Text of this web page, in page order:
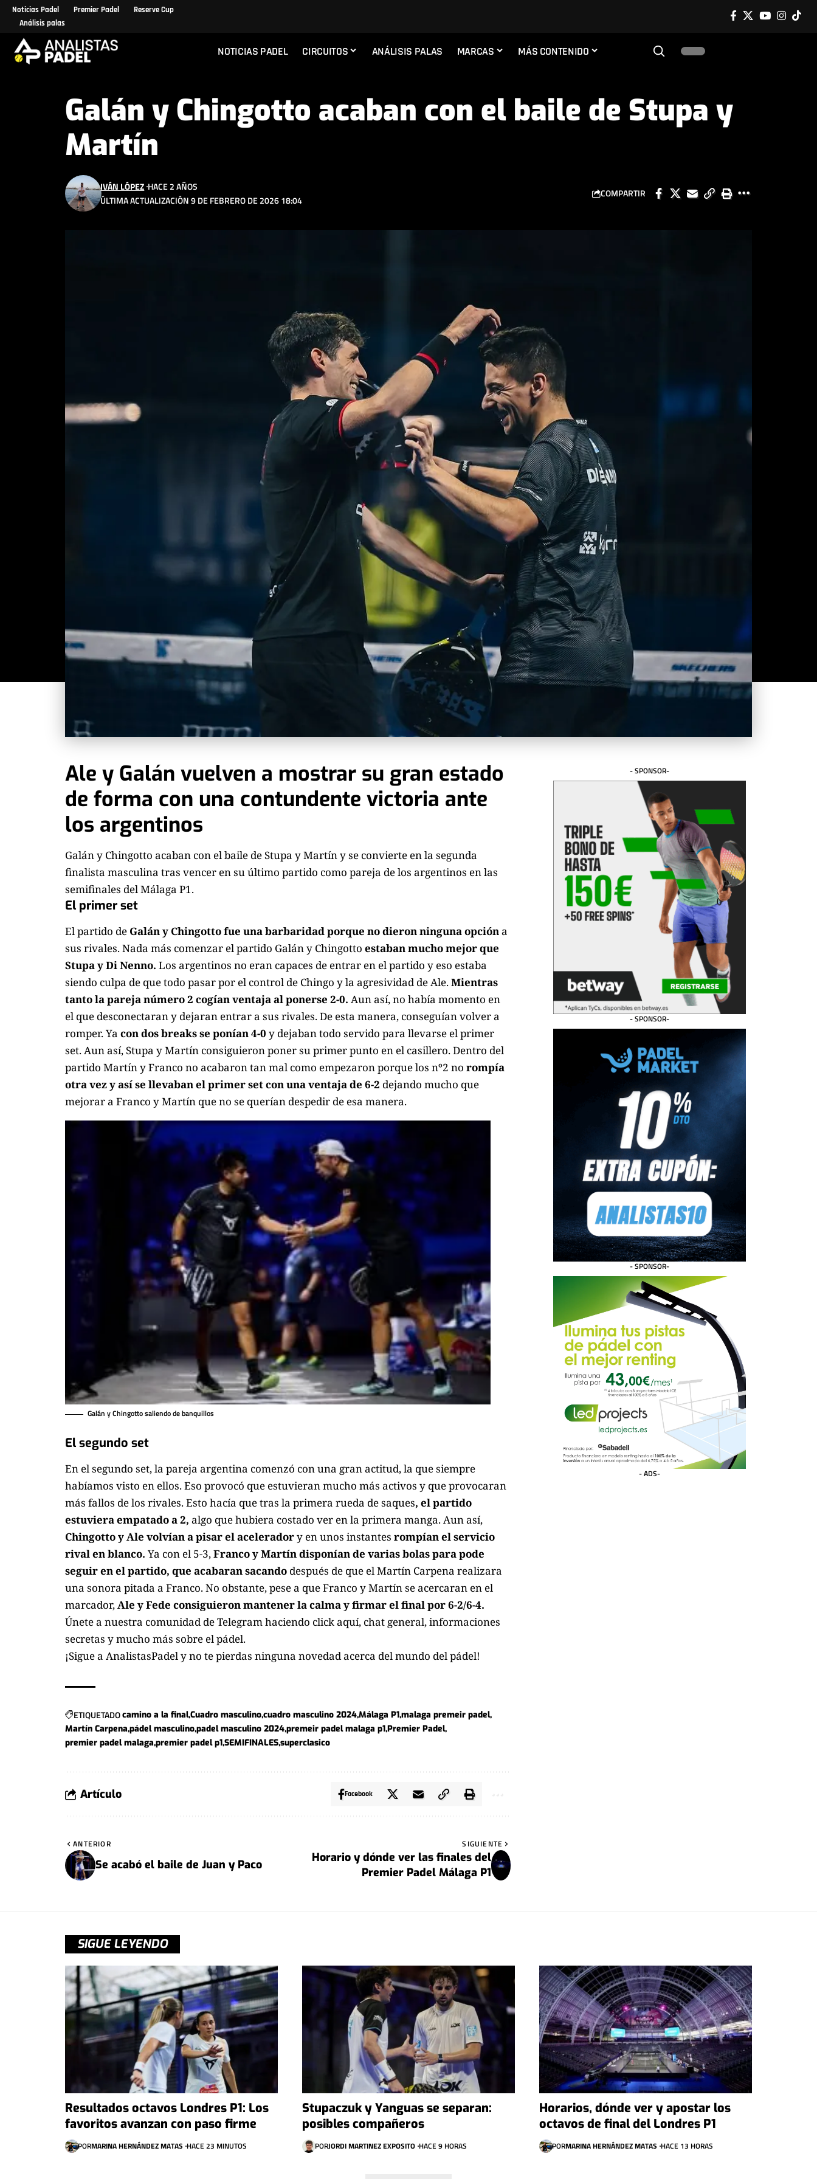
Noticias Padel Premier Padel
Reserve Cup
Análisis palas
NOTICIAS PADEL CIRCUITOS ANÁLISIS PALAS MARCAS MÁS CONTENIDO
Galán y Chingotto acaban con el baile de Stupa y
Martín
ÚLTIMA ACTUALIZACIÓN 9 DE FEBRERO DE 2026 18:04
IVÁN LÓPEZ HACE 2 AÑOS
COMPARTIR
Ale y Galán vuelven a mostrar su gran estado
de forma con una contundente victoria ante
los argentinos
Galán y Chingotto acaban con el baile de Stupa y Martín y se convierte en la segunda
finalista masculina tras vencer en su último partido como pareja de los argentinos en las
semifinales del Málaga P1.
El primer set
El partido de Galán y Chingotto fue una barbaridad porque no dieron ninguna opcióna
sus rivales. Nada más comenzar el partido Galán y Chingotto estaban mucho mejor que
Stupa y Di Nenno. Los argentinos no eran capaces de entrar en el partido y eso estaba
siendo culpa de que todo pasar por el control de Chingo y la agresividad de Ale.Mientras
tanto la pareja número 2 cogían ventaja al ponerse 2-0. Aun así, no había momento en
el que desconectaran y dejaran entrar a sus rivales. De esta manera, conseguían volver a
romper. Ya con dos breaks se ponían 4-0 y dejaban todo servido para llevarse el primer
set. Aun así, Stupa y Martín consiguieron poner su primer punto en el casillero. Dentro del
partido Martín y Franco no acabaron tan mal como empezaron porque los nº2 no rompía
otra vez y así se llevaban el primer set con una ventaja de 6-2 dejando mucho que
mejorar a Franco y Martín que no se querían despedir de esa manera.
Galán y Chingotto saliendo de banquillos
El segundo set
En el segundo set, la pareja argentina comenzó con una gran actitud, la que siempre
habíamos visto en ellos. Eso provocó que estuvieran mucho más activos y que provocaran
más fallos de los rivales. Esto hacía que tras la primera rueda de saques, el partido
estuviera empatado a 2, algo que hubiera costado ver en la primera manga. Aun así,
Chingotto y Ale volvían a pisar el aceleradory en unos instantes rompían el servicio
rival en blanco. Ya con el 5-3,Franco y Martín disponían de varias bolas para pode
seguir en el partido, que acabaran sacando después de que el Martín Carpena realizara
una sonora pitada a Franco. No obstante, pese a que Franco y Martín se acercaran en el
marcador,Ale y Fede consiguieron mantener la calma y firmar el final por 6-2/6-4.
Únete a nuestra comunidad de Telegram haciendo click aquí, chat general, informaciones
secretas y mucho más sobre el pádel.
¡Sigue a AnalistasPadely no te pierdas ninguna novedad acerca del mundo del pádel!
ETIQUETADOcamino a la finalCuadro masculinocuadro masculino 2024Málaga P1malaga premeir padel
Martín Carpena pádel masculinopadel masculino 2024premeir padel malaga p1Premier Padel
premier padel malaga premier padel p1SEMIFINALESsuperclasico
Artículo Facebook
ANTERIOR
Se acabó el baile de Juan y Paco
SIGUIENTE
Horario y dónde ver las finales del
Premier Padel Málaga P1
- SPONSOR-
- SPONSOR-
- SPONSOR-
- ADS-
SIGUE LEYENDO
Resultados octavos Londres P1: Los
favoritos avanzan con paso firme
PORMARINA HERNÁNDEZ MATAS HACE 23 MINUTOS
Stupaczuk y Yanguas se separan:
posibles compañeros
PORJORDI MARTINEZ EXPOSITO HACE 9 HORAS
Horarios, dónde ver y apostar los
octavos de final del Londres P1
PORMARINA HERNÁNDEZ MATAS HACE 13 HORAS